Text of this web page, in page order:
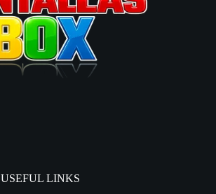
USEFUL LINKS